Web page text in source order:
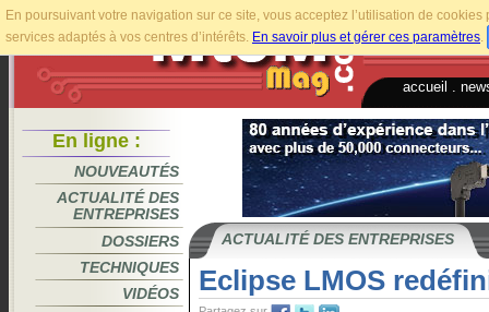
En poursuivant votre navigation sur ce site, vous acceptez l’utilisation de
services adaptés à vos centres d’intérêts. En savoir plus et gérer ces paramètres.
accueil
En ligne :
NOUVEAUTÉS
ACTUALITÉ DES
ENTREPRISES
DOSSIERS
TECHNIQUES
VIDÉOS
ACTUALITÉ DES ENTREPRISES
Eclipse LMOS